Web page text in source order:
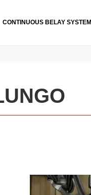
CONTINUOUS BELAY SYSTEM